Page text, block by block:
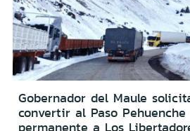
Gobernador del Maule
convertir al Paso